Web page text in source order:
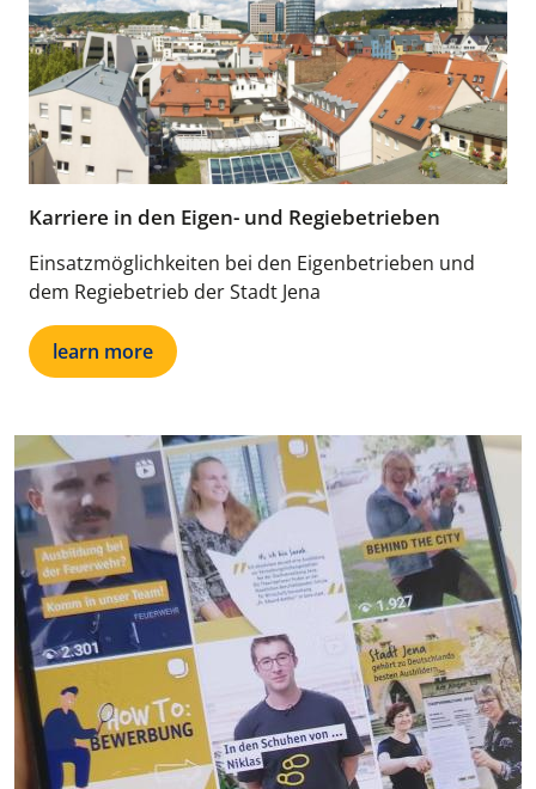
Karriere in den Eigen- und Regiebetrieben
Einsatzmöglichkeiten bei den Eigenbetrieben und
dem Regiebetrieb der Stadt Jena
learn more